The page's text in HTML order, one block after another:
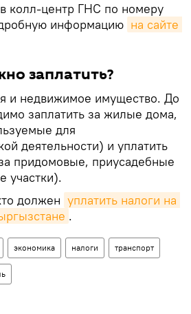
колл-центр ГНС по номеру
информацию на сайте
заплатить?
и недвижимое имущество. До
заплатить за жилые дома,
для
деятельности) и уплатить
придомовые, приусадебные
участки).
должен уплатить налоги на
.
экономика налоги транспорт